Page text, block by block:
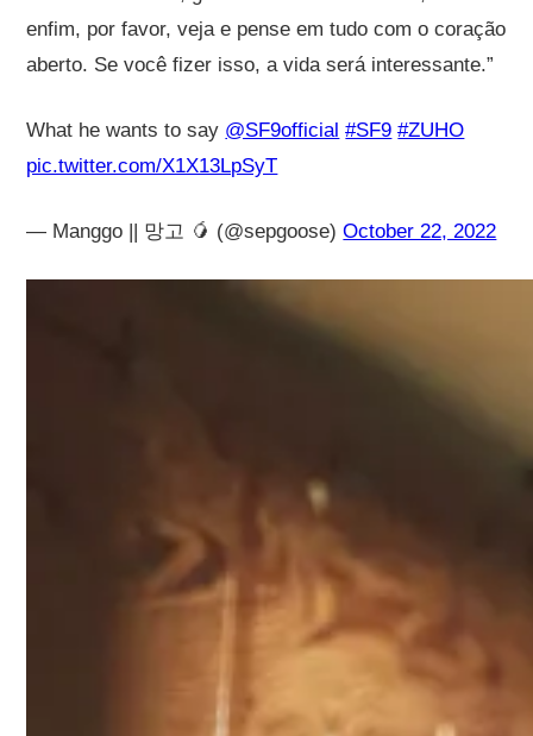
enfim, por favor, veja e pense em tudo com o coração
aberto. Se você fizer isso, a vida será interessante.”
What he wants to say @SF9official #SF9 #ZUHO
pic.twitter.com/X1X13LpSyT
— Manggo || 망고 🥭 (@sepgoose)October 22, 2022